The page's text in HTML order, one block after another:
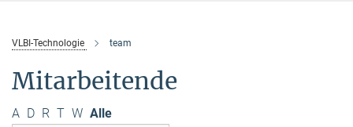
VLBI-Technologie team
Mitarbeitende
A D R T W Alle